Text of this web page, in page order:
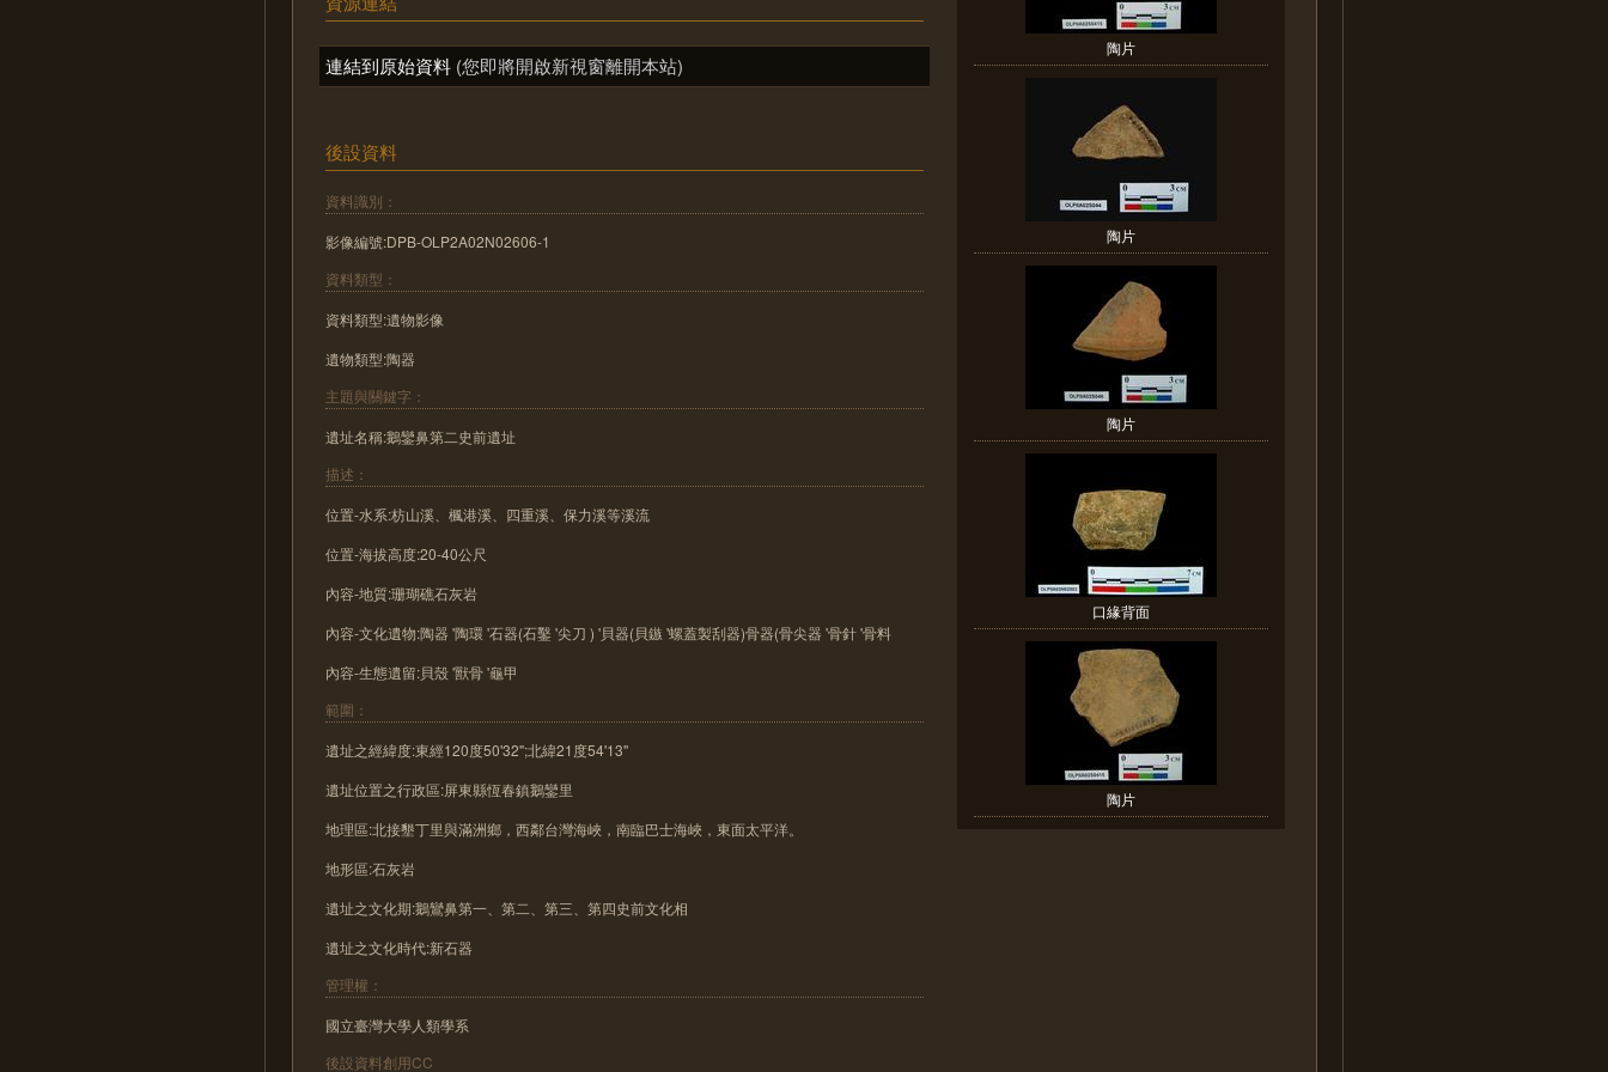
連結到原始資料 (您即將開啟新視窗離開本站)
後設資料
資料識別：
影像編號:DPB-OLP2A02N02606-1
資料類型：
資料類型:遺物影像
遺物類型:陶器
主題與關鍵字：
遺址名稱:鵝鑾鼻第二史前遺址
描述：
位置-水系:枋山溪、楓港溪、四重溪、保力溪等溪流
位置-海拔高度:20-40公尺
內容-地質:珊瑚礁石灰岩
內容-文化遺物:陶器 '陶環 '石器(石鑿 '尖刀 ) '貝器(貝鏃 '螺蓋製刮器)骨器(骨尖器 '骨針 '骨料
內容-生態遺留:貝殼 '獸骨 '龜甲
範圍：
遺址之經緯度:東經120度50'32'';北緯21度54'13''
遺址位置之行政區:屏東縣恆春鎮鵝鑾里
地理區:北接墾丁里與滿洲鄉，西鄰台灣海峽，南臨巴士海峽，東面太平洋。
地形區:石灰岩
遺址之文化期:鵝鸞鼻第一、第二、第三、第四史前文化相
遺址之文化時代:新石器
管理權：
國立臺灣大學人類學系
後設資料創用CC
陶片
陶片
陶片
口緣背面
陶片